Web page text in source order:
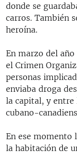
donde se
carros. También
heroína.
En marzo del
el Crimen
personas
enviaba droga
la capital, y entre
cubano-
En ese momento
la habitación de